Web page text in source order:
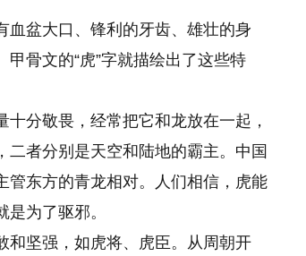
血盆大口、锋利的牙齿、雄壮的身
骨文的“虎”字就描绘出了这些特
分敬畏，经常把它和龙放在一起，
者分别是天空和陆地的霸主。中国
管东方的青龙相对。人们相信，虎能
为了驱邪。
和坚强，如虎将、虎臣。从周朝开